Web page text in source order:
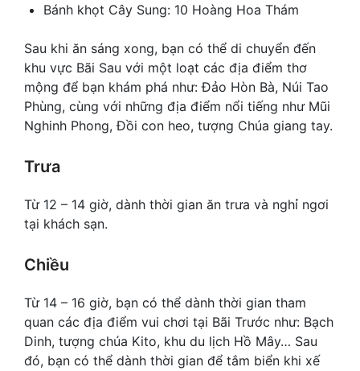
Bánh khọt Cây Sung: 10 Hoàng Hoa Thám
Sau khi ăn sáng xong, bạn có thể di chuyển đến
khu vực Bãi Sau với một loạt các địa điểm thơ
mộng để bạn khám phá như: Đảo Hòn Bà, Núi Tao
Phùng, cùng với những địa điểm nổi tiếng như Mũi
Nghinh Phong, Đồi con heo, tượng Chúa giang tay.
Trưa
Từ 12 – 14 giờ, dành thời gian ăn trưa và nghỉ ngơi
tại khách sạn.
Chiều
Từ 14 – 16 giờ, bạn có thể dành thời gian tham
quan các địa điểm vui chơi tại Bãi Trước như: Bạch
Dinh, tượng chúa Kito, khu du lịch Hồ Mây… Sau
đó, bạn có thể dành thời gian để tắm biển khi xế